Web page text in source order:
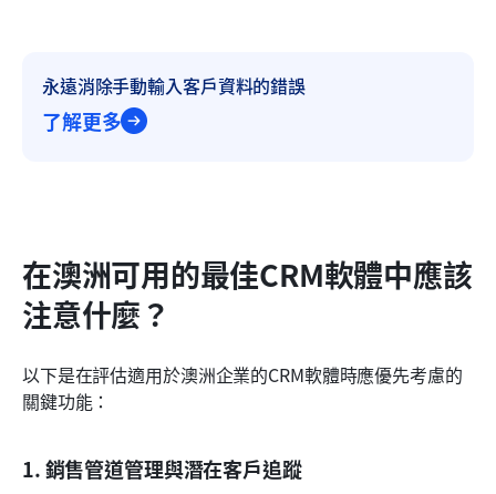
永遠消除手動輸入客戶資料的錯誤
了解更多
在澳洲可用的最佳CRM軟體中應該
注意什麼？
以下是在評估適用於澳洲企業的CRM軟體時應優先考慮的
關鍵功能：
1. 銷售管道管理與潛在客戶追蹤